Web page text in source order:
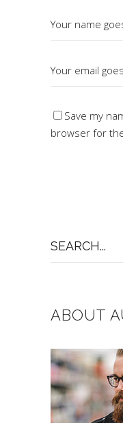
Save my
browser for
for:
ABOUT